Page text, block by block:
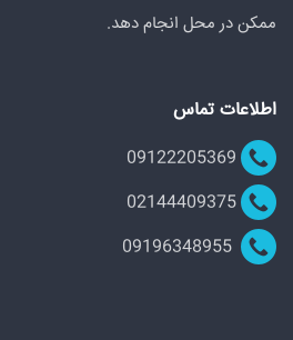
ممکن در محل انجام دهد.
اطلاعات تماس